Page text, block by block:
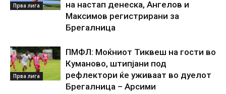
Прва лига
на настап денеска, Ангелов и
Максимов регистрирани за
Брегалница
Прва лига
ПМФЛ: Моќниот Тиквеш на гости во
Куманово, штипјани под
рефлектори ќе уживаат во дуелот
Брегалница – Арсими